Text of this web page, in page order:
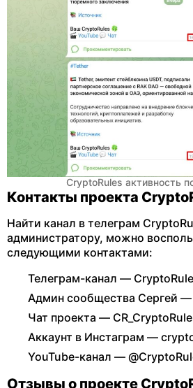
CryptoRules активность
Контакты проекта
Найти канал в телеграм
администратору, можно
следующими контактами:
Телеграм-канал —
Админ сообщества Сергей —
Чат проекта —
Аккаунт в Инстаграм —
YouTube-канал —
Отзывы о проекте